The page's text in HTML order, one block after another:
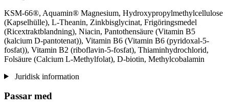
KSM-66®, Aquamin® Magnesium, Hydroxypropylmethylcellulose
(Kapselhülle), L-Theanin, Zinkbisglycinat, Frigöringsmedel
(Ricextraktblandning), Niacin, Pantothensäure (Vitamin B5
(kalcium D-pantotenat)), Vitamin B6 (Vitamin B6 (pyridoxal-5-
fosfat)), Vitamin B2 (riboflavin-5-fosfat), Thiaminhydrochlorid,
Folsäure (Calcium L-Methylfolat), D-biotin, Methylcobalamin
Juridisk information
Passar med